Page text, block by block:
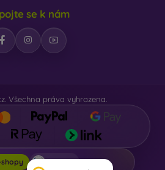
se k nám
Všechna práva vyhrazena.
shopy Foon.cz